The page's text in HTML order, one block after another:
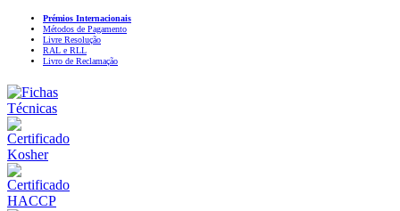
Prémios Internacionais
Métodos de Pagamento
Livre Resolução
RAL e RLL
Livro de Reclamação